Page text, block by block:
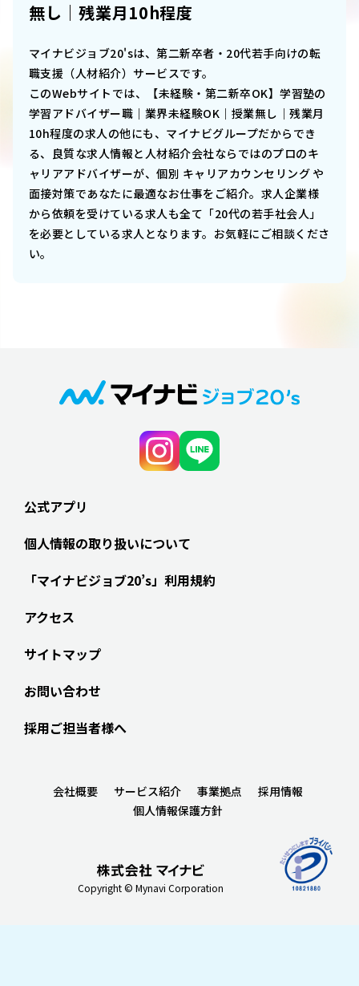
無し｜残業月10h程度
マイナビジョブ20'sは、第二新卒者・20代若手向けの転
職支援（人材紹介）サービスです。
このWebサイトでは、
【未経験・第二新卒OK】学習塾の
学習アドバイザー職｜業界未経験OK｜授業無し｜残業月
10h程度の求人の他にも、マイナビグループだからでき
る、良質な求人情報と人材紹介会社ならではのプロのキ
ャリアアドバイザーが、個別 キャリアカウンセリング や
面接対策であなたに最適なお仕事をご紹介。求人企業様
から依頼を受けている求人も全て「20代の若手社会人」
を必要としている求人となります。お気軽にご相談くださ
い。
公式アプリ
個人情報の取り扱いについて
「マイナビジョブ20’s」利用規約
アクセス
サイトマップ
お問い合わせ
採用ご担当者様へ
Copyright © Mynavi Corporation
会社概要 サービス紹介 事業拠点
採用情報
個人情報保護方針